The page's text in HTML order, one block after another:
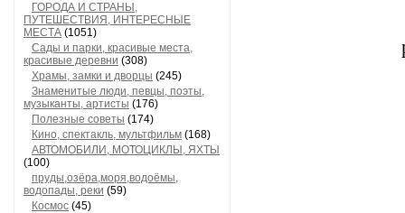
ГОРОДА И СТРАНЫ,
ПУТЕШЕСТВИЯ, ИНТЕРЕСНЫЕ
МЕСТА (1051)
Сады и парки, красивые места,
красивые деревни (308)
Храмы, замки и дворцы (245)
Знаменитые люди, певцы, поэты,
музыканты, артисты (176)
Полезные советы (174)
Кино, спектакль, мультфильм (168)
АВТОМОБИЛИ, МОТОЦИКЛЫ, ЯХТЫ
(100)
пруды,озёра,моря,водоёмы,
водопады, реки (59)
Космос (45)